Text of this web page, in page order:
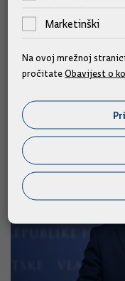
Slične vijesti
Marketinški
Na ovoj mrežnoj
pročitateObavijest o